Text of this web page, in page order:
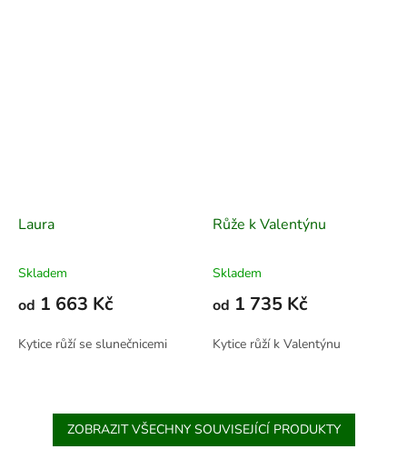
Laura
Skladem
od 1 663 Kč
Kytice růží se slunečnicemi
Růže k Valentýnu
Skladem
od 1 735 Kč
Kytice růží k Valentýnu
ZOBRAZIT VŠECHNY SOUVISEJÍCÍ PRODUKTY